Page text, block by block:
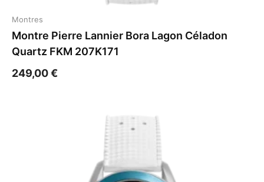
Montres
Montre Pierre Lannier Bora Lagon Céladon
Quartz FKM 207K171
249,00€